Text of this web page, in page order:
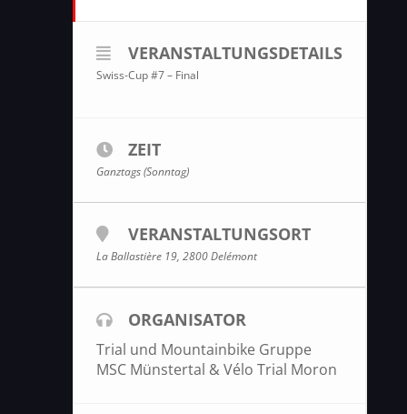
VERANSTALTUNGSDETAILS
Swiss-Cup #7 – Final
ZEIT
Ganztags (Sonntag)
VERANSTALTUNGSORT
La Ballastière 19, 2800 Delémont
ORGANISATOR
Trial und Mountainbike Gruppe
MSC Münstertal & Vélo Trial Moron